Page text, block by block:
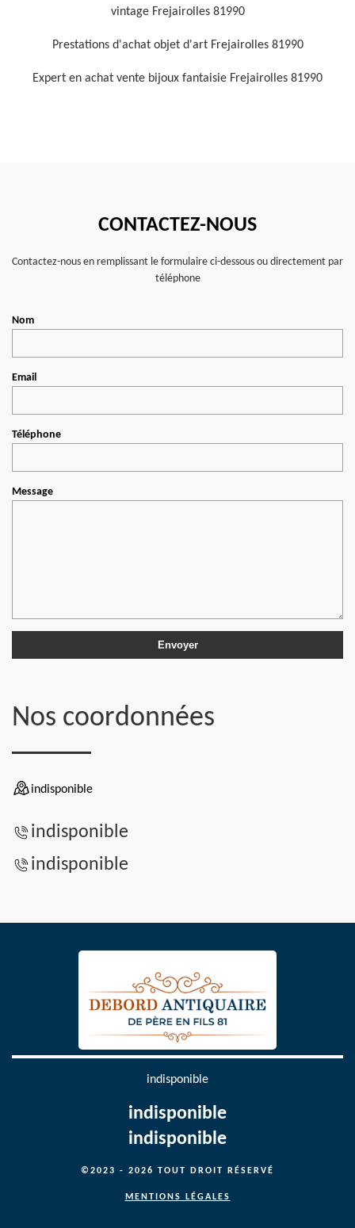
vintage Frejairolles 81990
Prestations d'achat objet d'art Frejairolles 81990
Expert en achat vente bijoux fantaisie Frejairolles 81990
CONTACTEZ-NOUS
Contactez-nous en remplissant le formulaire ci-dessous ou directement par
téléphone
Nom
Email
Téléphone
Message
Nos coordonnées
indisponible
indisponible
indisponible
indisponible
indisponible
indisponible
©2023 - 2026 TOUT DROIT RÉSERVÉ
MENTIONS LÉGALES